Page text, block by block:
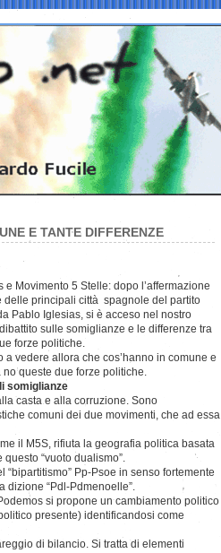
E TANTE DIFFERENZE
e Movimento 5 Stelle: dopo l’affermazione
delle principali città spagnole del partito
Pablo Iglesias, si è acceso nel nostro
sulle somiglianze e le differenze tra
forze politiche.
a vedere allora che cos’hanno in comune e
no queste due forze politiche.
somiglianze
casta e alla corruzione. Sono
comuni dei due movimenti, che ad essa
il M5S, rifiuta la geografia politica basata
“vuoto dualismo”.
Pp-Psoe in senso fortemente
dizione “Pdl-Pdmenoelle”.
si propone un cambiamento politico
presente) identificandosi come
di bilancio. Si tratta di elementi